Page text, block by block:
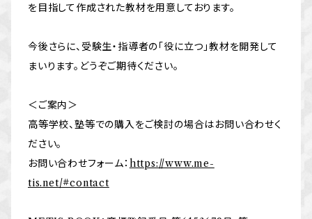
を目指して作成された教材を用意しております。
今後さらに、受験生・指導者の「役に立つ」教材を開発して
まいります。どうぞご期待ください。
＜ご案内＞
高等学校、塾等での購入をご検討の場合はお問い合わせく
ださい。
お問い合わせフォーム： https://www.me-
tis.net/#contact